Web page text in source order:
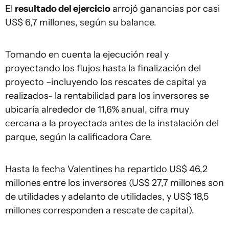
El resultado del ejercicioarrojó ganancias por casi
US$ 6,7 millones, según su balance.
Tomando en cuenta la ejecución real y
proyectando los flujos hasta la finalización del
proyecto –incluyendo los rescates de capital ya
realizados- la rentabilidad para los inversores se
ubicaría alrededor de 11,6% anual, cifra muy
cercana a la proyectada antes de la instalación del
parque, según la calificadora Care.
Hasta la fecha Valentines ha repartido US$ 46,2
millones entre los inversores (US$ 27,7 millones son
de utilidades y adelanto de utilidades, y US$ 18,5
millones corresponden a rescate de capital).